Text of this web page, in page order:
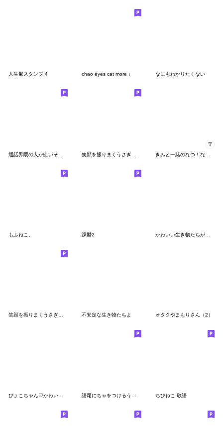
人生鬱スタンプ.4 chao eyes cat more ♩ なにもわかりたくない
もふねこ。 躁鬱2 かわいい生き物たちが全部伝えてあげるね〜
笑顔を振りまくうさぎさん〈わがまま〉 不安定な生き物たちよ オタクやまもりさん（2）
ちびねこ 敬語